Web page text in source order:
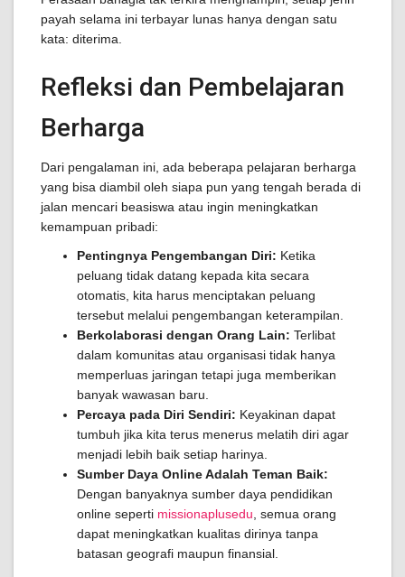
payah selama ini terbayar lunas hanya dengan satu
kata: diterima.
Refleksi dan Pembelajaran
Berharga
Dari pengalaman ini, ada beberapa pelajaran berharga
yang bisa diambil oleh siapa pun yang tengah berada di
jalan mencari beasiswa atau ingin meningkatkan
kemampuan pribadi:
Pentingnya Pengembangan Diri: Ketika
peluang tidak datang kepada kita secara
otomatis, kita harus menciptakan peluang
tersebut melalui pengembangan keterampilan.
Berkolaborasi dengan Orang Lain: Terlibat
dalam komunitas atau organisasi tidak hanya
memperluas jaringan tetapi juga memberikan
banyak wawasan baru.
Percaya pada Diri Sendiri: Keyakinan dapat
tumbuh jika kita terus menerus melatih diri agar
menjadi lebih baik setiap harinya.
Sumber Daya Online Adalah Teman Baik:
Dengan banyaknya sumber daya pendidikan
online seperti missionaplusedu , semua orang
dapat meningkatkan kualitas dirinya tanpa
batasan geografi maupun finansial.